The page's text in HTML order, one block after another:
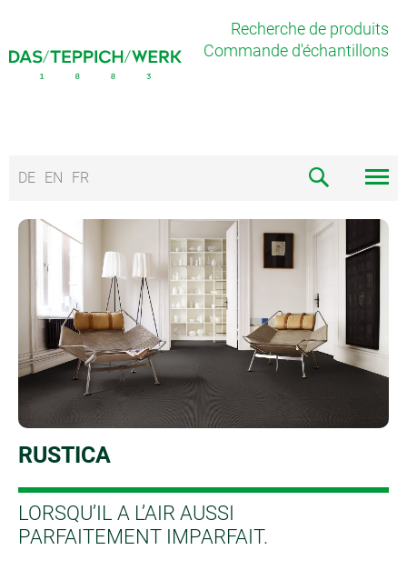
Recherche de produits
Commande d'échantillons
DE EN FR
RUSTICA
LORSQU’IL A L’AIR AUSSI
PARFAITEMENT IMPARFAIT.